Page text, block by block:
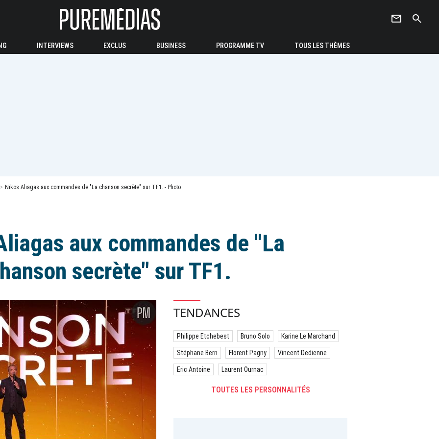
newsletter search
INTERVIEWS EXCLUS BUSINESS PROGRAMME TV TOUS LES THÈMES
Nikos Aliagas aux commandes de "La chanson secrète" sur TF1. - Photo
aux commandes de "La
secrète" sur TF1.
TENDANCES
Philippe Etchebest Bruno Solo Karine Le Marchand
Stéphane Bern Florent Pagny Vincent Dedienne
Eric Antoine Laurent Ournac
TOUTES LES PERSONNALITÉS